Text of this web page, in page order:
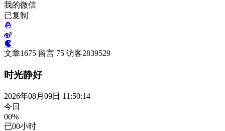
我的微信
已复制
文章1675 留言 75 访客2839529
时光静好
2026年08月09日 11:50:14
今日
00%
已00小时